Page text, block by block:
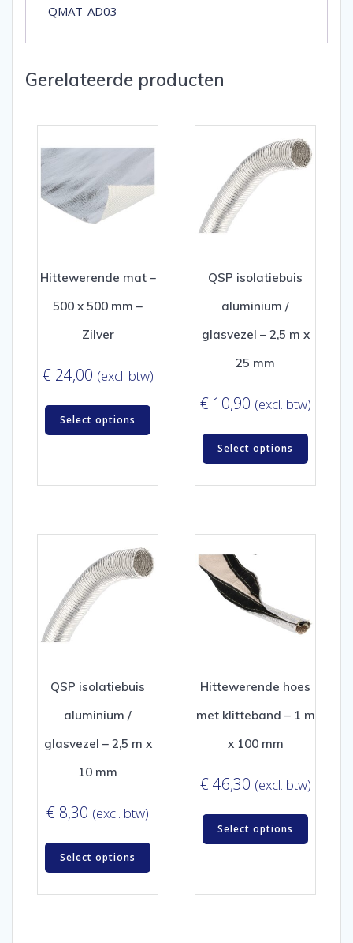
QMAT-AD03
Gerelateerde producten
Hittewerende mat –
500 x 500 mm –
Zilver
€ 24,00 (excl. btw)
Select options
QSP isolatiebuis
aluminium /
glasvezel – 2,5 m x
25 mm
€ 10,90 (excl. btw)
Select options
QSP isolatiebuis
aluminium /
glasvezel – 2,5 m x
10 mm
€ 8,30 (excl. btw)
Select options
Hittewerende hoes
met klitteband – 1 m
x 100 mm
€ 46,30 (excl. btw)
Select options